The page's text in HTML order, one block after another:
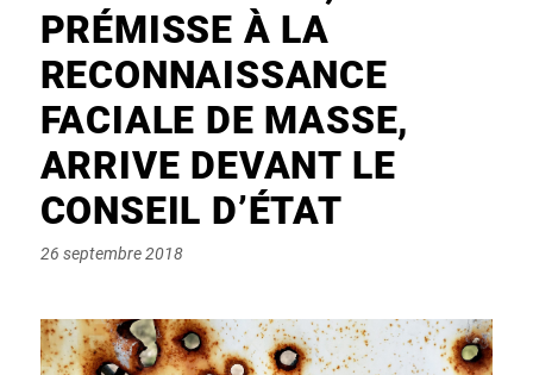
PRÉMISSE À LA
RECONNAISSANCE
FACIALE DE MASSE,
ARRIVE DEVANT LE
CONSEIL D’ÉTAT
Posted
26 septembre 2018